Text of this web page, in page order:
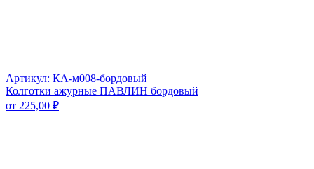
Артикул: КА-м008-бордовый
Колготки ажурные ПАВЛИН бордовый
от 225,00 ₽